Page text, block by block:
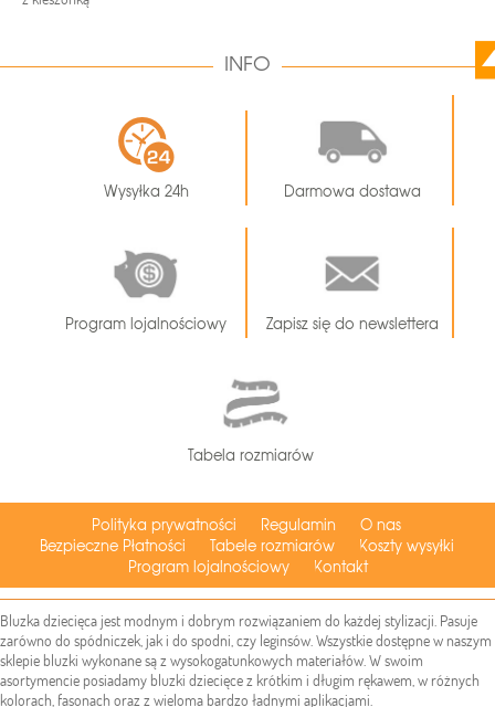
INFO
Wysyłka 24h Darmowa dostawa
Program lojalnościowy Zapisz się do newslettera
Tabela rozmiarów
Polityka prywatności Regulamin
O nas
Bezpieczne Płatności
Tabele rozmiarów
Koszty wysyłki
Program lojalnościowy
Kontakt
Bluzka dziecięca jest modnym i dobrym rozwiązaniem do każdej stylizacji. Pasuje
zarówno do spódniczek, jak i do spodni, czy leginsów. Wszystkie dostępne w naszym
sklepie bluzki wykonane są z wysokogatunkowych materiałów. W swoim
asortymencie posiadamy bluzki dziecięce z krótkim i długim rękawem, w różnych
kolorach, fasonach oraz z wieloma bardzo ładnymi aplikacjami.